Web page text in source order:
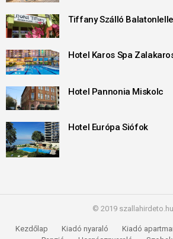
Tiffany Szálló Balatonlelle
Hotel Karos Spa
Hotel Pannonia Miskolc
Hotel Európa Siófok
© 2019 szallahirdeto.hu
Kezdőlap Kiadó nyaraló Kiadó